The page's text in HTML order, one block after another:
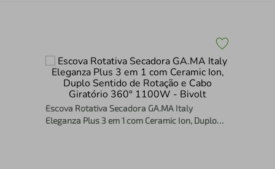
Escova Rotativa Secadora GA.MA Italy
Eleganza Plus 3 em 1 com Ceramic Ion, Duplo